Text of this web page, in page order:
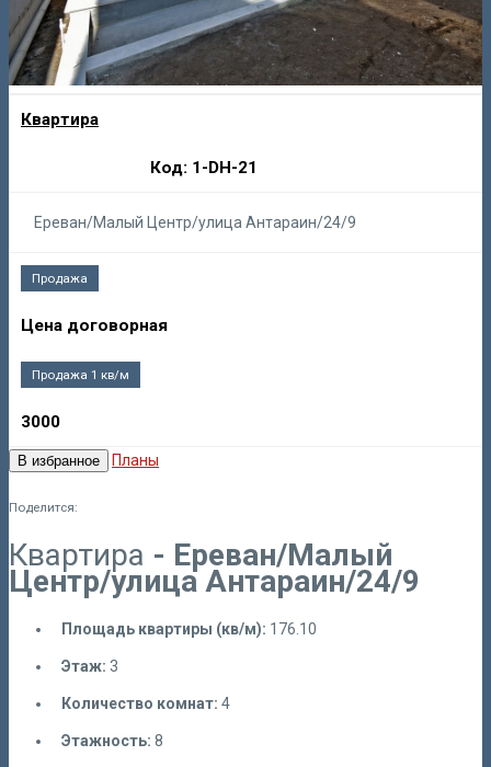
Квартира
Код: 1-DH-21
Ереван/Малый Центр/улица Антараин/24/9
Продажа
Цена договорная
Продажа 1 кв/м
3000
В избранное Планы
Поделится:
Квартира - Ереван/Малый
Центр/улица Антараин/24/9
Площадь квартиры (кв/м): 176.10
Этаж: 3
Количество комнат: 4
Этажность: 8